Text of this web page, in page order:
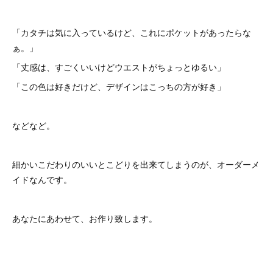
「カタチは気に入っているけど、これにポケットがあったらな
ぁ。」
「丈感は、すごくいいけどウエストがちょっとゆるい」
「この色は好きだけど、デザインはこっちの方が好き」
などなど。
細かいこだわりのいいとこどりを出来てしまうのが、オーダーメ
イドなんです。
あなたにあわせて、お作り致します。